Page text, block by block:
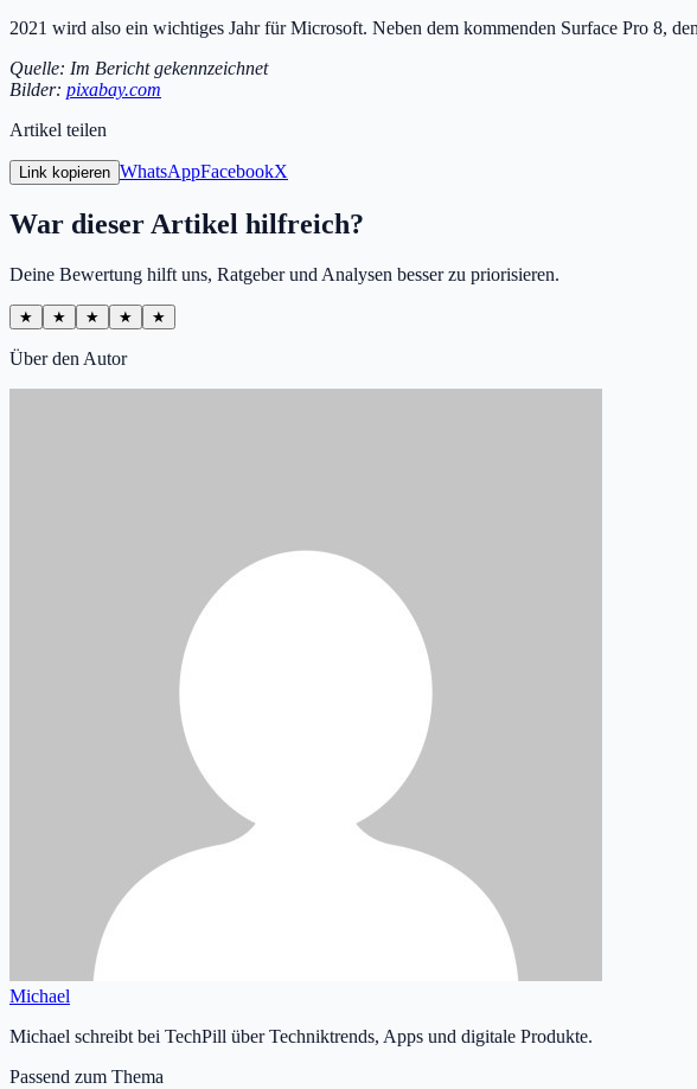
2021 wird also ein wichtiges Jahr für Microsoft. Neben dem kommenden Surface Pro 8,
Quelle: Im Bericht gekennzeichnet
Bilder: pixabay.com
Artikel teilen
Link kopieren WhatsAppFacebookX
War dieser Artikel hilfreich?
Deine Bewertung hilft uns, Ratgeber und Analysen besser zu priorisieren.
★ ★ ★ ★ ★
Über den Autor
Michael
Michael schreibt bei TechPill über Techniktrends, Apps und digitale Produkte.
Passend zum Thema